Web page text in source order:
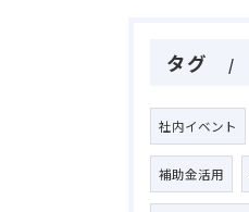
タグ
社内イベント
補助金活用